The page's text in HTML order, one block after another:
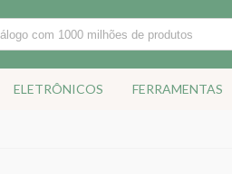
ELETRÔNICOS FERRAMENTAS